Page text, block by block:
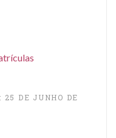
DE JUNHO DE